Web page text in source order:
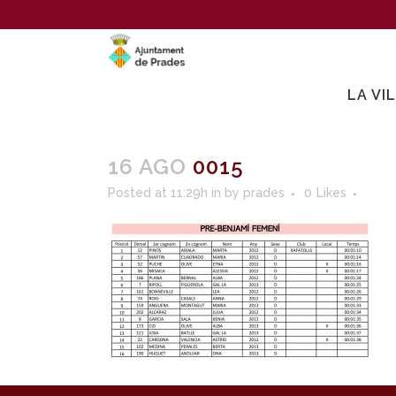
LA
16 AGO 0015
Posted at 11:29h in by prades 0 Likes